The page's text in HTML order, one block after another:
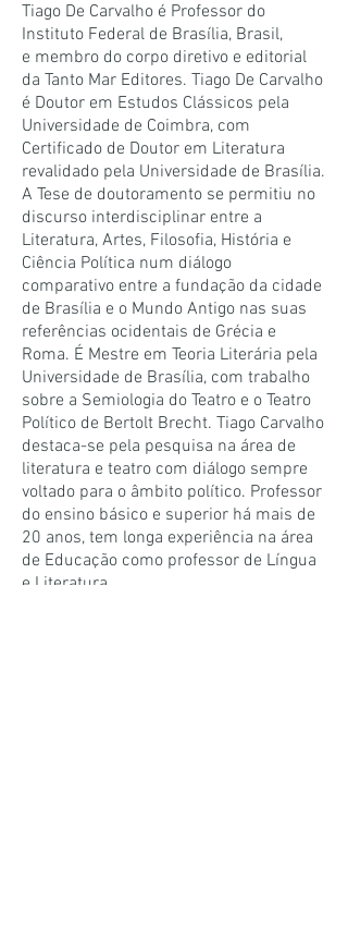
Tiago De Carvalho é Professor do
Instituto Federal de Brasília, Brasil,
e membro do corpo diretivo e editorial
da Tanto Mar Editores. Tiago De Carvalho
é Doutor em Estudos Clássicos pela
Universidade de Coimbra, com
Certificado de Doutor em Literatura
revalidado pela Universidade de Brasília.
A Tese de doutoramento se permitiu no
discurso interdisciplinar entre a
Literatura, Artes, Filosofia, História e
Ciência Política num diálogo
comparativo entre a fundação da cidade
de Brasília e o Mundo Antigo nas suas
referências ocidentais de Grécia e
Roma. É Mestre em Teoria Literária pela
Universidade de Brasília, com trabalho
sobre a Semiologia do Teatro e o Teatro
Político de Bertolt Brecht. Tiago Carvalho
destaca-se pela pesquisa na área de
literatura e teatro com diálogo sempre
voltado para o âmbito político. Professor
do ensino básico e superior há mais de
20 anos, tem longa experiência na área
de Educação como professor de Língua
e Literatura.